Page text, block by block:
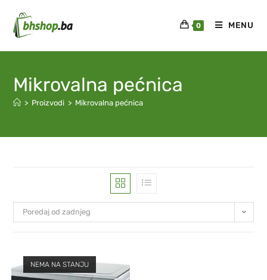
0 MENU
Mikrovalna pećnica
> Proizvodi > Mikrovalna pećnica
Poredaj od zadnjeg
NEMA NA STANJU